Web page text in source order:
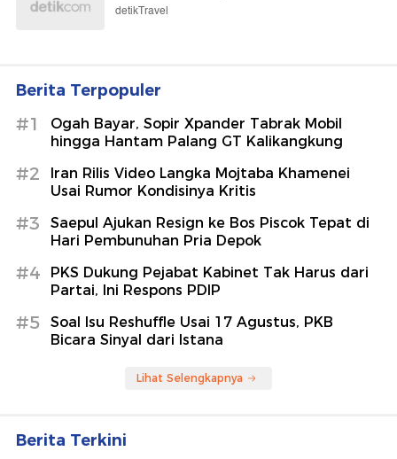
detikTravel
Berita Terpopuler
#1
Ogah Bayar, Sopir Xpander Tabrak Mobil
hingga Hantam Palang GT Kalikangkung
#2
Iran Rilis Video Langka Mojtaba Khamenei
Usai Rumor Kondisinya Kritis
#3
Saepul Ajukan Resign ke Bos Piscok Tepat di
Hari Pembunuhan Pria Depok
#4
PKS Dukung Pejabat Kabinet Tak Harus dari
Partai, Ini Respons PDIP
#5
Soal Isu Reshuffle Usai 17 Agustus, PKB
Bicara Sinyal dari Istana
Lihat Selengkapnya
Berita Terkini